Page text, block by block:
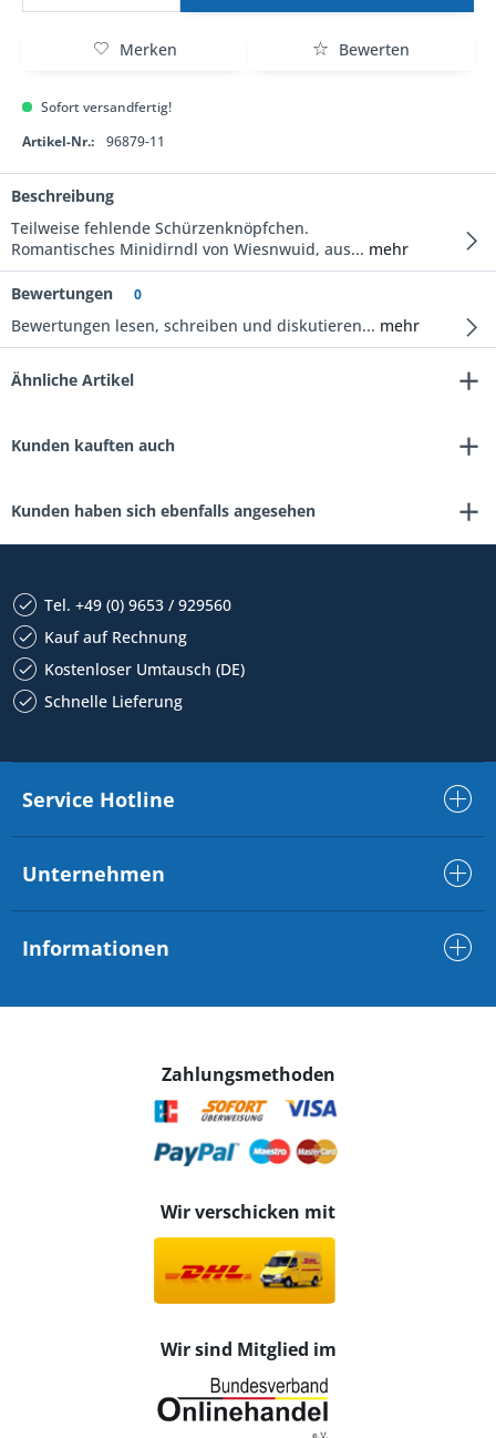
Merken Bewerten
Sofort versandfertig!
Artikel-Nr.:
96879-11
Beschreibung
Teilweise fehlende Schürzenknöpfchen.
Romantisches Minidirndl von Wiesnwuid, aus... mehr
Bewertungen 0
Bewertungen lesen, schreiben und diskutieren... mehr
Ähnliche Artikel
Kunden kauften auch
Kunden haben sich ebenfalls angesehen
Tel. +49 (0) 9653 / 929560
Kauf auf Rechnung
Kostenloser Umtausch (DE)
Schnelle Lieferung
Service Hotline
Unternehmen
Informationen
Zahlungsmethoden
Wir verschicken mit
Wir sind Mitglied im